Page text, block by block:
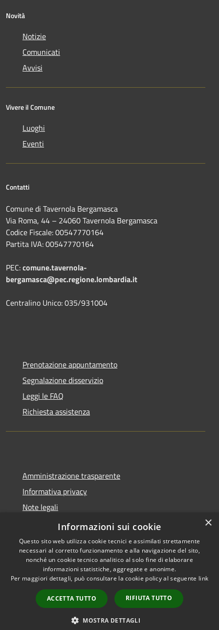
Novità
Notizie
Comunicati
Avvisi
Vivere il Comune
Luoghi
Eventi
Contatti
Comune di Tavernola Bergamasca
Via Roma, 44 – 24060 Tavernola Bergamasca
Codice Fiscale: 00547770164
Partita IVA: 00547770164
PEC:comune.tavernola-
bergamasca@pec.regione.lombardia.it
Centralino Unico: 035/931004
Prenotazione appuntamento
Segnalazione disservizio
Leggi le FAQ
Richiesta assistenza
Amministrazione trasparente
Informativa privacy
Note legali
Dichiarazione di accessibilità
Accessibilità
Copyright © 2026 • Comune di
Tavernola Bergamasca •
Powered byMunicipium
Accesso redazione
×
Informazioni sui cookie
Questo sito web utilizza cookie tecnici e assimilati strettamente
necessari al corretto funzionamento e alla navigazione del sito,
nonché un cookie tecnico analitico al solo fine di elaborare
informazioni statistiche, aggregate e anonime.
Per maggiori dettagli, può consultare la cookie policy al seguente link
ACCETTA TUTTO RIFIUTA TUTTO
MOSTRA DETTAGLI